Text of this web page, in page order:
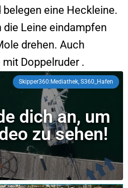
eine Heckleine.
Leine eindampfen
drehen. Auch
Doppelruder .
Skipper360:Mediathek, S360_Hafen
dich an, um
zu sehen!